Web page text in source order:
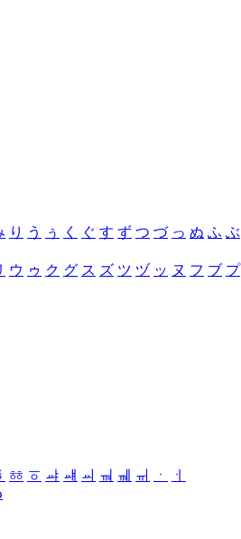
り う ぅ く ぐ す ず つ づ っ ぬ ふ ぶ
ウ ゥ ク グ ス ズ ツ ヅ ッ ヌ フ ブ プ
ㆅ ㆆ ㆇ ㆈ ㆉ ㆊ ㆋ ㆌ ㆍ
ㆎ